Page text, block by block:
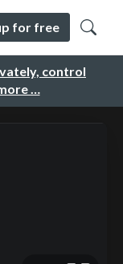
control
…
for free